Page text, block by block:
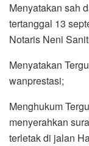
Menyatakan sah
tertanggal 13
Notaris Neni
Menyatakan
wanprestasi;
Menghukum
menyerahkan
terletak di jalan